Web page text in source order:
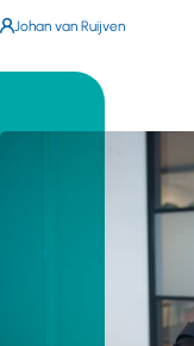
Auteur:
Johan van Ruijven